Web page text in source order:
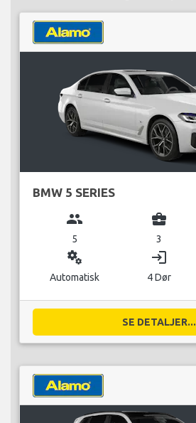
BMW 5 SERIES
group
5
business_center
3
miscellaneous_services
Automatisk
login
4 Dør
SE DETALJER...